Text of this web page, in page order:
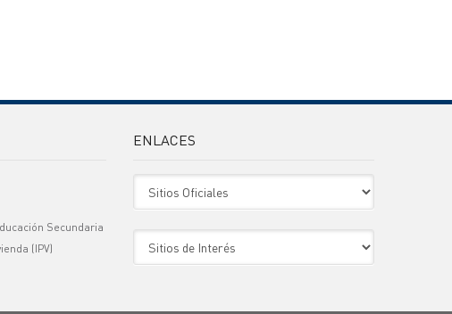
Secundaria
(IPV)
ENLACES